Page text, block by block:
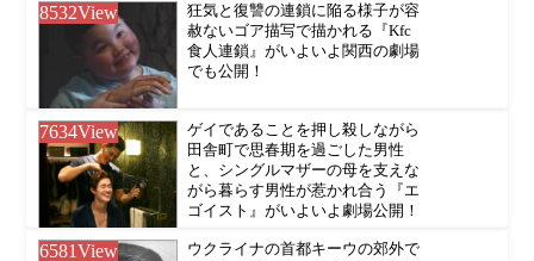
8532View
狂気と復讐の連鎖に陥る様子が容
赦ないゴア描写で描かれる『Kfc
食人連鎖』がいよいよ関西の劇場
でも公開！
7634View
ゲイであることを押し殺しながら
田舎町で思春期を過ごした男性
と、シングルマザーの母を支えな
がら暮らす男性が惹かれ合う『エ
ゴイスト』がいよいよ劇場公開！
6581View
ウクライナの首都キーウの郊外で